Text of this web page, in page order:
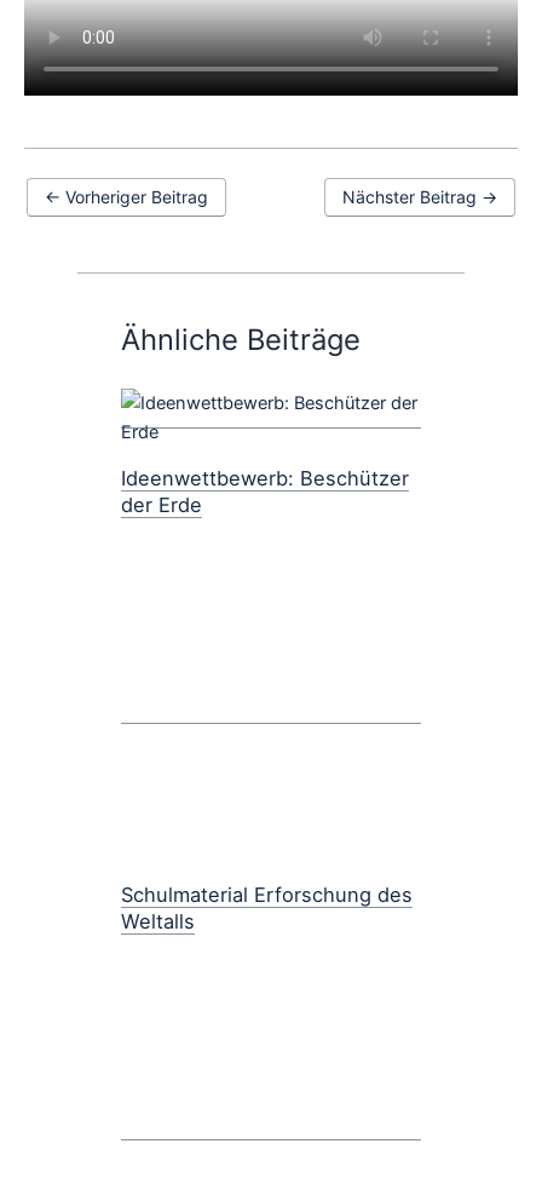
← Vorheriger Beitrag Nächster Beitrag →
Ähnliche Beiträge
Ideenwettbewerb: Beschützer
der Erde
Schulmaterial Erforschung des
Weltalls